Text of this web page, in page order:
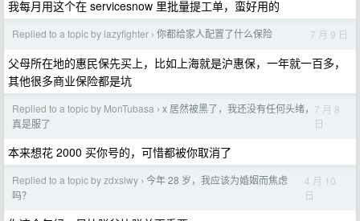
我每月用这个在 servicesnow 里批量提工单，蛮好用的
Replied to a topic by lazyfighter › 你都给家人配置了什么保险 7 月 9 日
父母所在地的惠民保先买上，比如上海就是沪惠保，一年就一百多，
其他很多商业保险都是坑
Replied to a topic by MonTubasa › x 居然被黑了，我还没有任何头绪，
真是服了
7 月 8
日
本来想花 2000 买你号的，可惜都被你取消了
Replied to a topic by zdxslwy › 今年 28 岁，我应该为婚姻而焦虑
吗？
4 月 10
日